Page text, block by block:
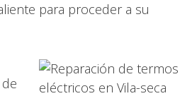
para proceder a su